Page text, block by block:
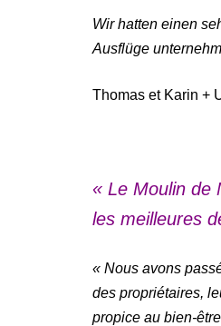
Wir hatten einen
Ausflüge
Thomas et Karin +
« Le Moulin de
les meilleures
« Nous avons
des propriétaires,
propice au bien-